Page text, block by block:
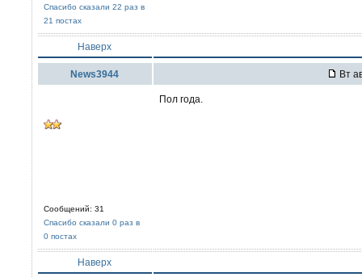
Спасибо сказали 22 раз в
21 постах
Наверх
News3944 Вт
Сообщений: 31
Спасибо сказали 0 раз в
0 постах
Пол года.
Наверх